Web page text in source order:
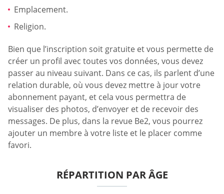
Emplacement.
Religion.
Bien que l’inscription soit gratuite et vous permette de
créer un profil avec toutes vos données, vous devez
passer au niveau suivant. Dans ce cas, ils parlent d’une
relation durable, où vous devez mettre à jour votre
abonnement payant, et cela vous permettra de
visualiser des photos, d’envoyer et de recevoir des
messages. De plus, dans la revue Be2, vous pourrez
ajouter un membre à votre liste et le placer comme
favori.
RÉPARTITION PAR ÂGE